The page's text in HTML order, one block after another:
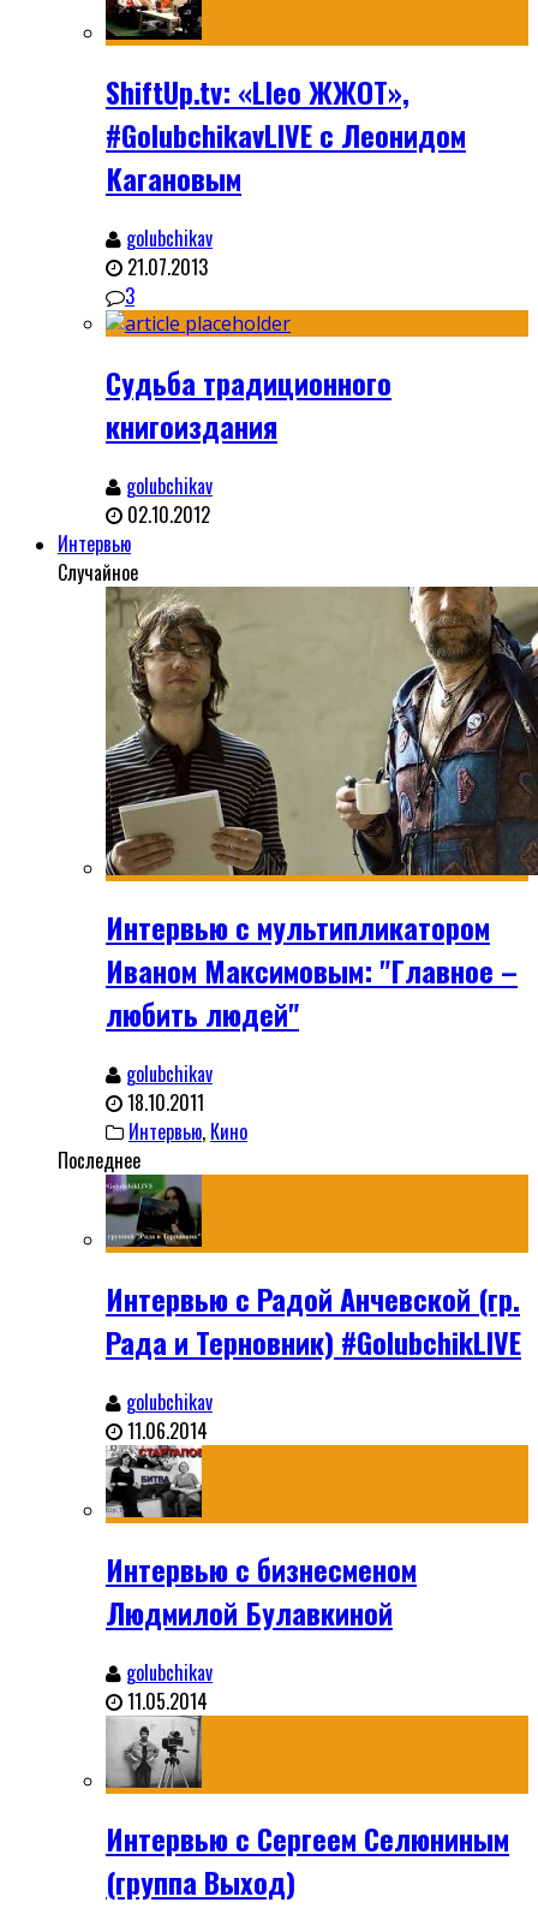
ShiftUp.tv: «Lleo ЖЖОТ»,
#GolubchikavLIVE с Леонидом
Кагановым
golubchikav
21.07.2013
3
Судьба традиционного
книгоиздания
golubchikav
02.10.2012
Интервью
Случайное
Интервью с мультипликатором
Иваном Максимовым: "Главное –
любить людей"
golubchikav
18.10.2011
Интервью, Кино
Последнее
Интервью с Радой Анчевской (гр.
Рада и Терновник) #GolubchikLIVE
golubchikav
11.06.2014
Интервью с бизнесменом
Людмилой Булавкиной
golubchikav
11.05.2014
Интервью с Сергеем Селюниным
(группа Выход)